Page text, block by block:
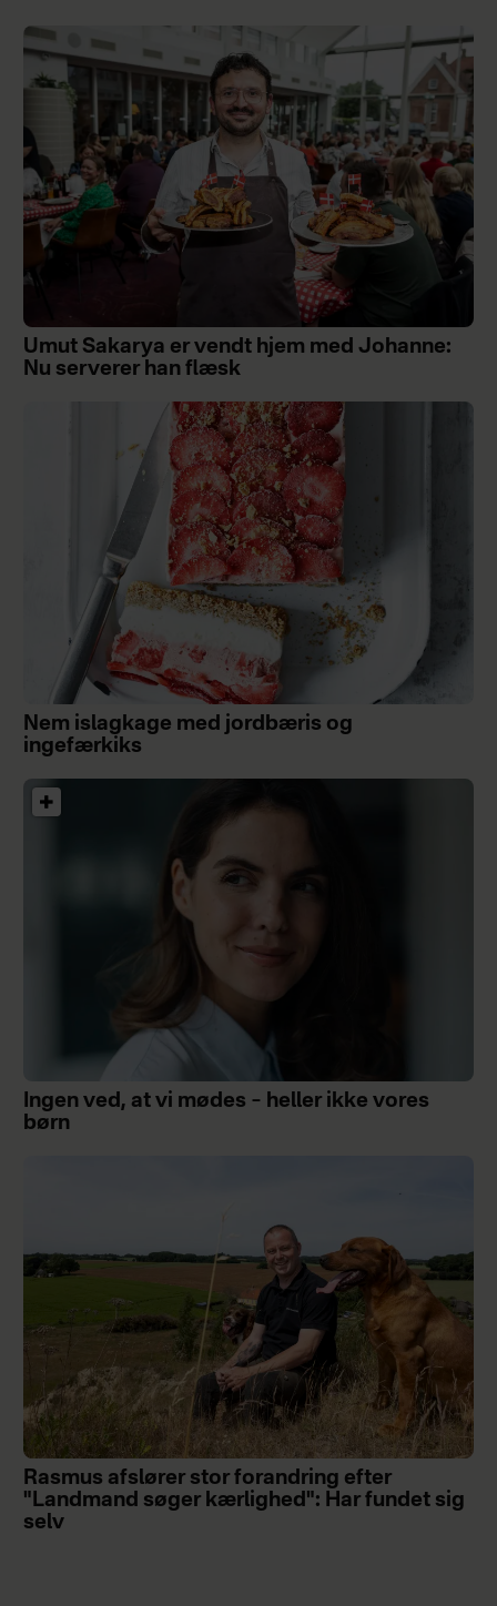
Umut Sakarya er vendt hjem med Johanne:
Nu serverer han flæsk
Nem islagkage med jordbæris og
ingefærkiks
Ingen ved, at vi mødes – heller ikke vores
børn
Rasmus afslører stor forandring efter
"Landmand søger kærlighed": Har fundet sig
selv